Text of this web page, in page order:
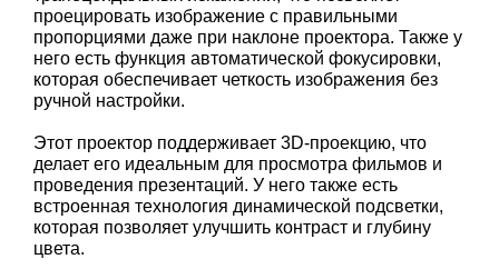
проецировать изображение с правильными
пропорциями даже при наклоне проектора. Также у
него есть функция автоматической фокусировки,
которая обеспечивает четкость изображения без
ручной настройки.
Этот проектор поддерживает 3D-проекцию, что
делает его идеальным для просмотра фильмов и
проведения презентаций. У него также есть
встроенная технология динамической подсветки,
которая позволяет улучшить контраст и глубину
цвета.